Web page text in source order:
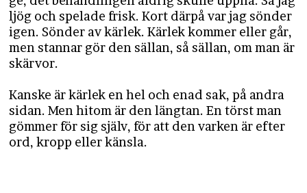
ljög och spelade frisk. Kort därpå var jag sönder
igen. Sönder av kärlek. Kärlek kommer eller går,
men stannar gör den sällan, så sällan, om man är
skärvor.
Kanske är kärlek en hel och enad sak, på andra
sidan. Men hitom är den längtan. En törst man
gömmer för sig själv, för att den varken är efter
ord, kropp eller känsla.